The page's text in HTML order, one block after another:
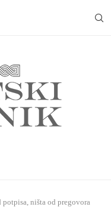
potpisa, ništa od pregovora